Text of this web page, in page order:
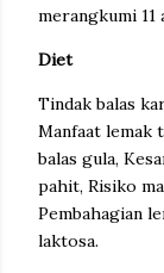
merangkumi 11
Diet
Tindak balas
Manfaat lemak
balas gula,
pahit, Risiko
Pembahagian
laktosa.